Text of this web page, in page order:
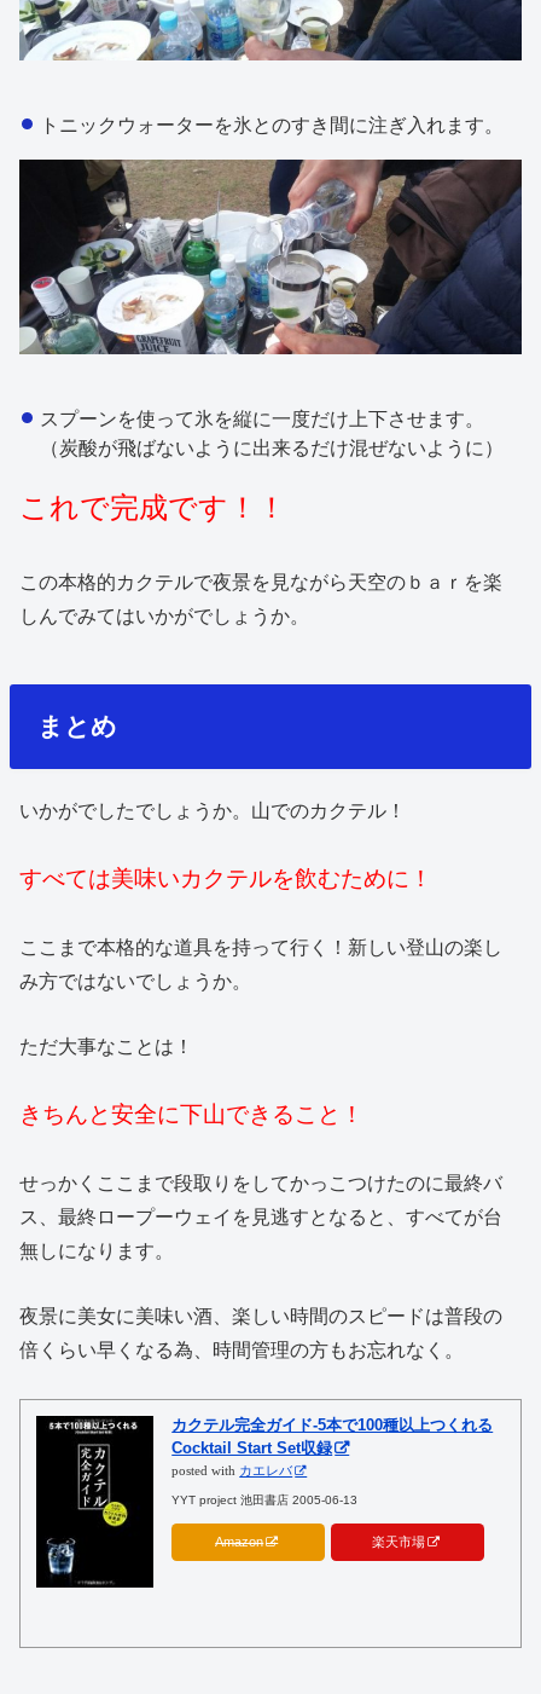
トニックウォーターを氷とのすき間に注ぎ入れます。
スプーンを使って氷を縦に一度だけ上下させます。
（炭酸が飛ばないように出来るだけ混ぜないように）
これで完成です！！
この本格的カクテルで夜景を見ながら天空のｂａｒを楽
しんでみてはいかがでしょうか。
まとめ
いかがでしたでしょうか。山でのカクテル！
すべては美味いカクテルを飲むために！
ここまで本格的な道具を持って行く！新しい登山の楽し
み方ではないでしょうか。
ただ大事なことは！
きちんと安全に下山できること！
せっかくここまで段取りをしてかっこつけたのに最終バ
ス、最終ロープーウェイを見逃すとなると、すべてが台
無しになります。
夜景に美女に美味い酒、楽しい時間のスピードは普段の
倍くらい早くなる為、時間管理の方もお忘れなく。
カクテル完全ガイド-5本で100種以上つくれる
Cocktail Start Set収録
posted with カエレバ
YYT project 池田書店 2005-06-13
Amazon 楽天市場